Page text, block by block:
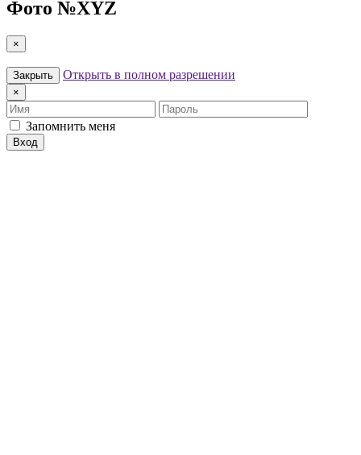
Фото №XYZ
×
Закрыть Открыть в полном разрешении
×
Имя
Пароль
Запомнить меня
Вход